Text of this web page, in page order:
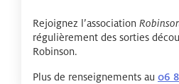
Rejoignez l’association
régulièrement des sorties
Robinson.
Plus de renseignements au 06